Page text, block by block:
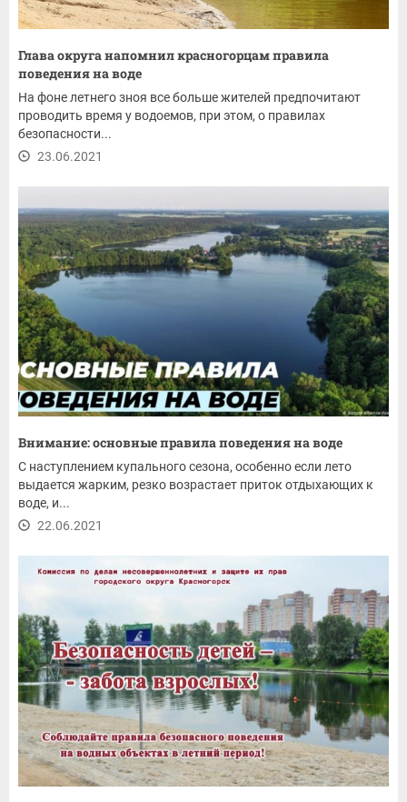
Глава округа напомнил красногорцам правила
поведения на воде
На фоне летнего зноя все больше жителей предпочитают
проводить время у водоемов, при этом, о правилах
безопасности...
23.06.2021
Внимание: основные правила поведения на воде
С наступлением купального сезона, особенно если лето
выдается жарким, резко возрастает приток отдыхающих к
воде, и...
22.06.2021